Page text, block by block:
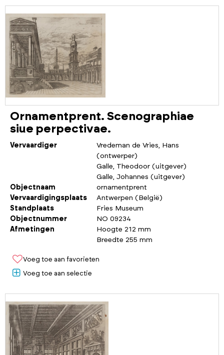
Ornamentprent. Scenographiae
siue perpectivae.
Vervaardiger
Vredeman de Vries, Hans
(ontwerper)
Galle, Theodoor (uitgever)
Galle, Johannes (uitgever)
Objectnaam
ornamentprent
Vervaardigingsplaats
Antwerpen (België)
Standplaats
Fries Museum
Objectnummer
NO 09234
Afmetingen
Hoogte 212 mm
Breedte 255 mm
Voeg toe aan favorieten
Voeg toe aan selectie